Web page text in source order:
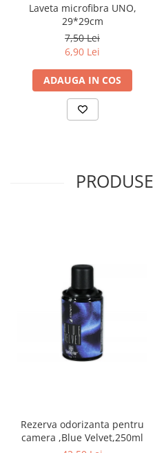
Laveta microfibra UNO,
29*29cm
7,50 Lei
6,90 Lei
ADAUGA IN COS
Rezerva odorizanta pentru
camera ,Blue Velvet,250ml